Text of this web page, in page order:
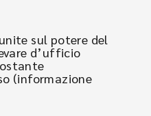
sul potere del
d’ufficio
(informazione